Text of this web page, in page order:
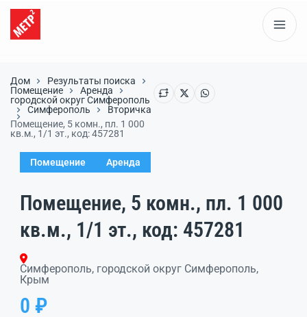
Дом
Результаты поиска
Помещение
Аренда
городской округ Симферополь
Симферополь
Вторичка
Помещение, 5 комн., пл. 1 000
кв.м., 1/1 эт., код: 457281
Помещение Аренда
Помещение, 5 комн., пл. 1 000
кв.м., 1/1 эт., код: 457281
Симферополь, городской округ Симферополь,
Крым
0 ₽